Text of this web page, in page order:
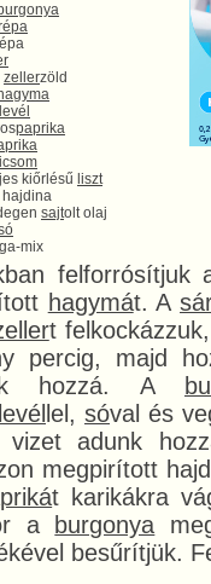
zellerzöld
hagyma
paprika
kiőrlésű liszt
hajdina
sajtolt olaj
mix
felforrósítjuk
hagymát. A
t
percig, majd
hozzá. A
lel, sóval és
vizet adunk
megpirított
t karikákra
a
burgonya
besűrítjük.